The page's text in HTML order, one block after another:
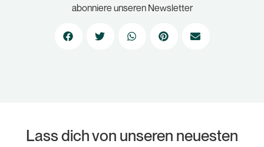
abonniere unseren Newsletter
Lass dich von unseren neuesten